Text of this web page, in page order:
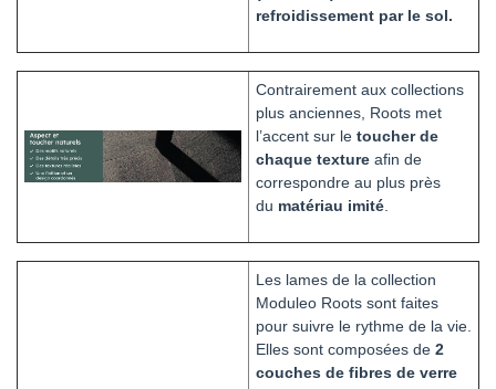
refroidissement par le sol.
Contrairement aux collections
plus anciennes, Roots met
l’accent sur le toucher de
chaque texture afin de
correspondre au plus près
du matériau imité
Les lames de la collection
Moduleo Roots sont faites
pour suivre le rythme de la vie.
Elles sont composées de 2
couches de fibres de verre